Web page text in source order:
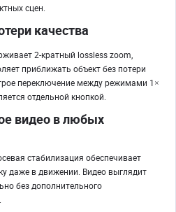
сцен.
качества
2-кратный lossless zoom,
приближать объект без потери
переключение между режимами 1×
отдельной кнопкой.
видео в любых
стабилизация обеспечивает
даже в движении. Видео выглядит
без дополнительного